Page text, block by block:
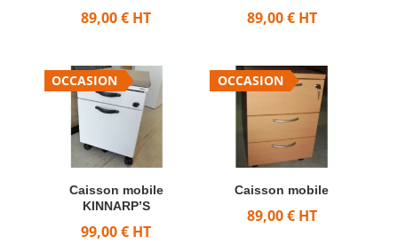
89,00€ HT 89,00€ HT
OCCASION
Caisson mobile
KINNARP’S
99,00€ HT
OCCASION
Caisson mobile
89,00€ HT